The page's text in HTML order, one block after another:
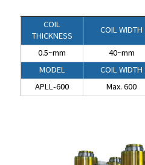
COIL
THICKNESS
COIL WIDTH
0.5~mm 40~mm
COIL
THICKNESS
COIL WIDTH
0.5~mm 40~mm
MODEL
COIL WIDTH
APLL-600
Max. 600